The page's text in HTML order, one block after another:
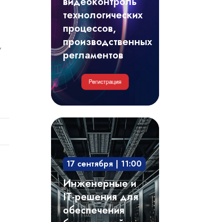
регламентов
технологических
процессов,
производственных
регламентов
Инженерные
и
IT-
решения
для
обеспечения
безотказной
17 сентября | 11:00
Инженерные и
IT-решения для
обеспечения